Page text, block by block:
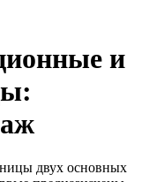
и
двух основных